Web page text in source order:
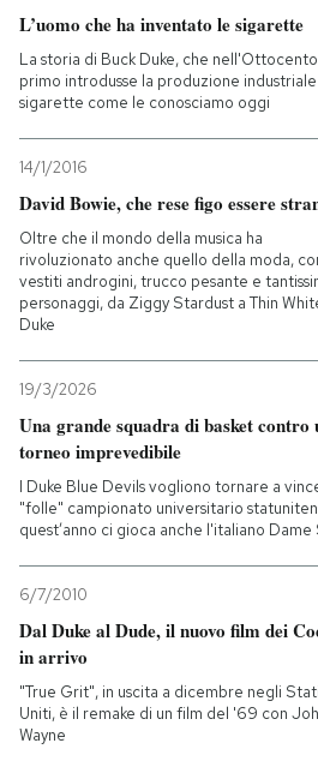
PODCAST
NEWSLETTER
SHOP
AREA PERSONALE
L’uomo che ha inventato le sigarette
La storia di Buck Duke, che
primo introdusse la produzione
sigarette come le conosciamo oggi
14/1/2016
David Bowie, che rese figo essere
Oltre che il mondo della musica ha
rivoluzionato anche quello della moda,
vestiti androgini, trucco pesante e
personaggi, da Ziggy Stardust a Thin
Duke
19/3/2026
Una grande squadra di basket contro
torneo imprevedibile
I Duke Blue Devils vogliono tornare a
"folle" campionato universitario
quest’anno ci gioca anche l'italiano Dame
6/7/2010
Dal Duke al Dude, il nuovo film dei
in arrivo
"True Grit", in uscita a dicembre negli Stati
Uniti, è il remake di un film del '69 con
Wayne